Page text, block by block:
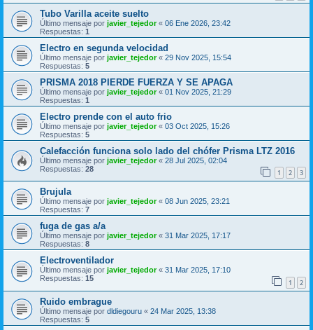
Tubo Varilla aceite suelto
Último mensaje por javier_tejedor« 06 Ene 2026, 23:42
Respuestas: 1
Electro en segunda velocidad
Último mensaje por javier_tejedor« 29 Nov 2025, 15:54
Respuestas: 5
PRISMA 2018 PIERDE FUERZA Y SE APAGA
Último mensaje por javier_tejedor« 01 Nov 2025, 21:29
Respuestas: 1
Electro prende con el auto frio
Último mensaje por javier_tejedor« 03 Oct 2025, 15:26
Respuestas: 5
Calefacción funciona solo lado del chófer Prisma LTZ 2016
Último mensaje por javier_tejedor« 28 Jul 2025, 02:04
Respuestas: 28 1 2 3
Brujula
Último mensaje por javier_tejedor« 08 Jun 2025, 23:21
Respuestas: 7
fuga de gas a/a
Último mensaje por javier_tejedor« 31 Mar 2025, 17:17
Respuestas: 8
Electroventilador
Último mensaje por javier_tejedor« 31 Mar 2025, 17:10
Respuestas: 15 1 2
Ruido embrague
Último mensaje por dldiegouru « 24 Mar 2025, 13:38
Respuestas: 5